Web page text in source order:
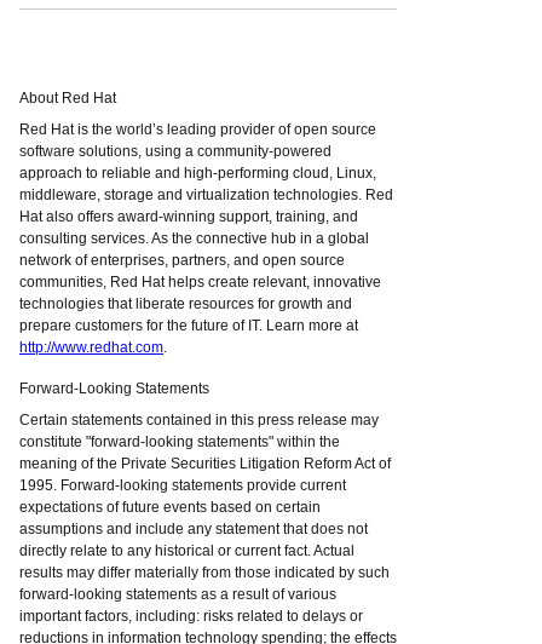
About Red Hat
Red Hat is the world’s leading provider of open source
software solutions, using a community-powered
approach to reliable and high-performing cloud, Linux,
middleware, storage and virtualization technologies. Red
Hat also offers award-winning support, training, and
consulting services. As the connective hub in a global
network of enterprises, partners, and open source
communities, Red Hat helps create relevant, innovative
technologies that liberate resources for growth and
prepare customers for the future of IT. Learn more at
http://www.redhat.com.
Forward-Looking Statements
Certain statements contained in this press release may
constitute "forward-looking statements" within the
meaning of the Private Securities Litigation Reform Act of
1995. Forward-looking statements provide current
expectations of future events based on certain
assumptions and include any statement that does not
directly relate to any historical or current fact. Actual
results may differ materially from those indicated by such
forward-looking statements as a result of various
important factors, including: risks related to delays or
reductions in information technology spending; the effects